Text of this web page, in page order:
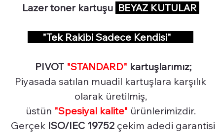
Lazer toner kartuşu BEYAZ KUTULAR
"Tek Rakibi Sadece Kendisi"
PIVOT "STANDARD" kartuşlarımız;
Piyasada satılan muadil kartuşlara karşılık
olarak üretilmiş,
üstün "Spesiyal kalite" ürünlerimizdir.
Gerçek ISO/IEC 19752 çekim adedi garantisi